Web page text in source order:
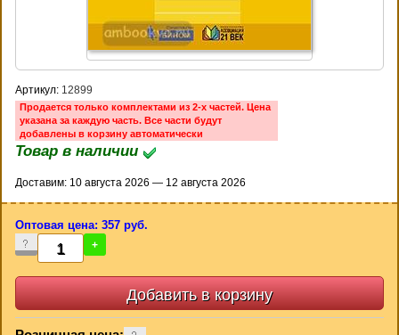
Артикул: 12899
Продается только комплектами из 2-х частей. Цена
указана за каждую часть. Все части будут
добавлены в корзину автоматически
Товар в наличии
Доставим: 10 августа 2026 — 12 августа 2026
Оптовая цена: 357 руб.
- +